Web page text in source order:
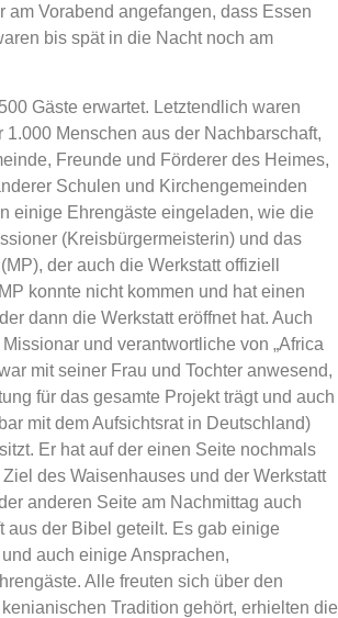
am Vorabend angefangen, dass Essen
bis spät in die Nacht noch am
Gäste erwartet. Letztendlich waren
Menschen aus der Nachbarschaft,
Freunde und Förderer des Heimes,
Schulen und Kirchengemeinden
einige Ehrengäste eingeladen, wie die
(Kreisbürgermeisterin) und das
der auch die Werkstatt offiziell
konnte nicht kommen und hat einen
dann die Werkstatt eröffnet hat. Auch
und verantwortliche von „Africa
mit seiner Frau und Tochter anwesend,
für das gesamte Projekt trägt und auch
mit dem Aufsichtsrat in Deutschland)
Er hat auf der einen Seite nochmals
des Waisenhauses und der Werkstatt
anderen Seite am Nachmittag auch
aus der Bibel geteilt. Es gab einige
auch einige Ansprachen,
Alle freuten sich über den
Tradition gehört, erhielten die